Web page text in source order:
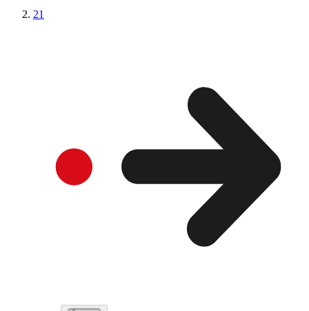
21